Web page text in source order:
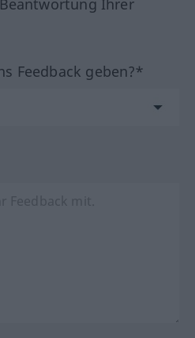
Feedback geben?*